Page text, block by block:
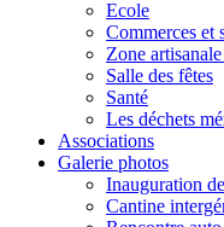
Ecole
Commerces et
Zone
Salle des fêtes
Santé
Les déchets
Associations
Galerie photos
Inauguration
Cantine